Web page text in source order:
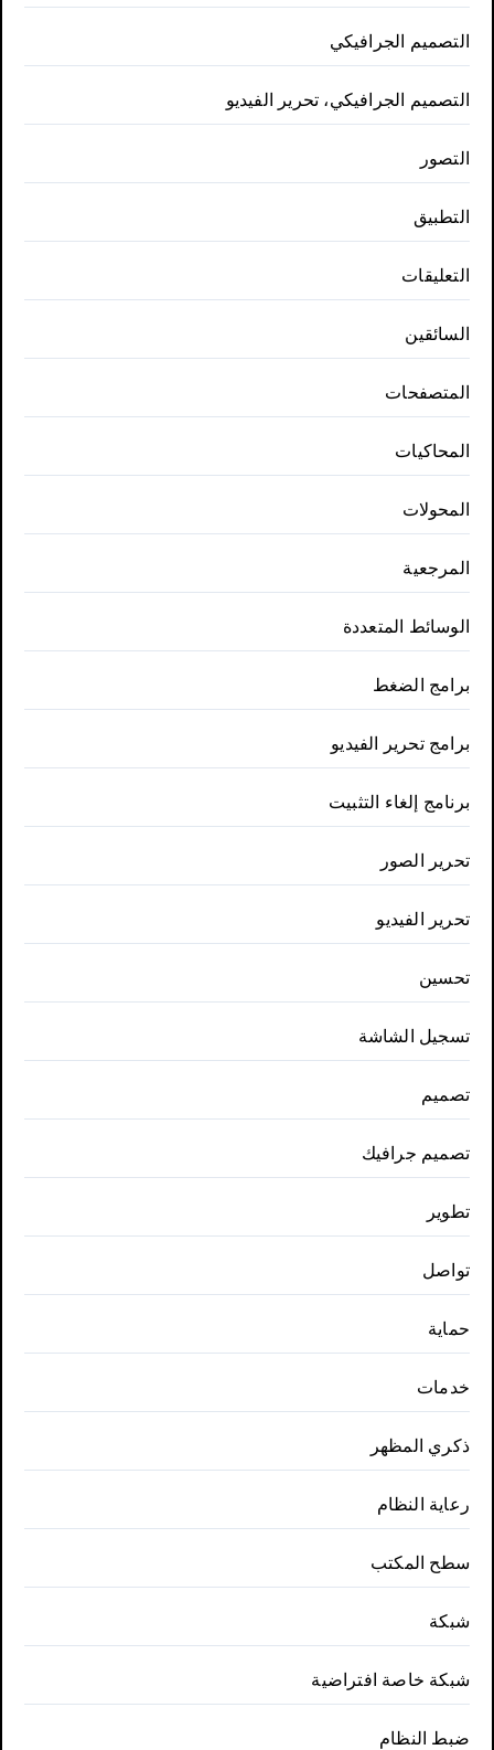
التصميم الجرافيكي
التصميم الجرافيكي، تحرير الفيديو
التصور
التطبيق
التعليقات
السائقين
المتصفحات
المحاكيات
المحولات
المرجعية
الوسائط المتعددة
برامج الضغط
برامج تحرير الفيديو
برنامج إلغاء التثبيت
تحرير الصور
تحرير الفيديو
تحسين
تسجيل الشاشة
تصميم
تصميم جرافيك
تطوير
تواصل
حماية
خدمات
ذكري المظهر
رعاية النظام
سطح المكتب
شبكة
شبكة خاصة افتراضية
ضبط النظام